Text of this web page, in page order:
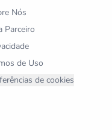
Nós
Parceiro
de Uso
de cookies